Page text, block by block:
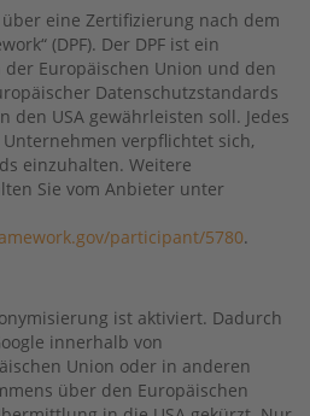
eine Zertifizierung nach dem
(DPF). Der DPF ist ein
Europäischen Union und den
Datenschutzstandards
den USA gewährleisten soll. Jedes
verpflichtet sich,
einzuhalten. Weitere
Sie vom Anbieter unter
participant/5780.
ist aktiviert. Dadurch
innerhalb von
Union oder in anderen
über den Europäischen